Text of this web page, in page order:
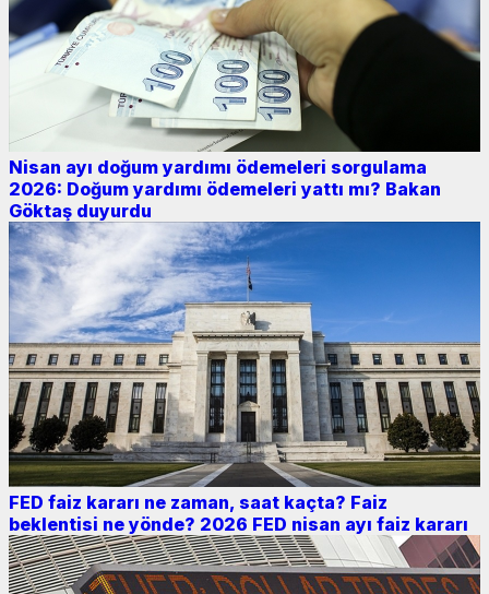
Nisan ayı doğum yardımı ödemeleri sorgulama
2026: Doğum yardımı ödemeleri yattı mı? Bakan
Göktaş duyurdu
FED faiz kararı ne zaman, saat kaçta? Faiz
beklentisi ne yönde? 2026 FED nisan ayı faiz kararı